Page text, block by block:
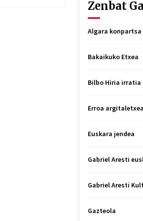
Zenbat
Algara konpartsa
Bakaikuko Etxea
Bilbo Hiria irratia
Erroa argitaletxea
Euskara jendea
Gabriel Aresti
Gabriel Aresti
Gazteola